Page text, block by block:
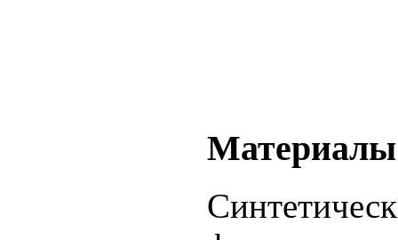
Материалы